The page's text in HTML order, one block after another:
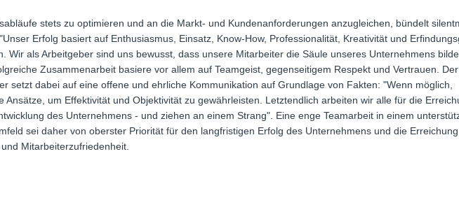
stets zu optimieren und an die Markt- und Kundenanforderungen anzugleichen, bündelt
Erfolg basiert auf Enthusiasmus, Einsatz, Know-How, Professionalität, Kreativität und
Wir als Arbeitgeber sind uns bewusst, dass unsere Mitarbeiter die Säule unseres Unternehmens
Zusammenarbeit basiere vor allem auf Teamgeist, gegenseitigem Respekt und Vertrauen. Der
setzt dabei auf eine offene und ehrliche Kommunikation auf Grundlage von Fakten: "Wenn möglich,
Ansätze, um Effektivität und Objektivität zu gewährleisten. Letztendlich arbeiten wir alle für die
des Unternehmens - und ziehen an einem Strang". Eine enge Teamarbeit in einem
sei daher von oberster Priorität für den langfristigen Erfolg des Unternehmens und die
Mitarbeiterzufriedenheit.